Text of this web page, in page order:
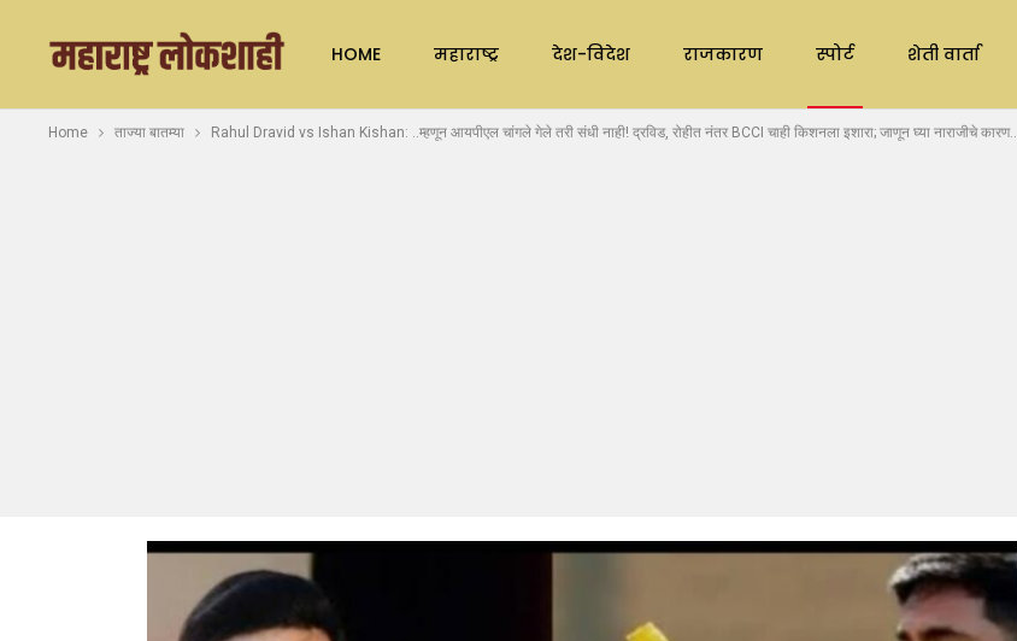
HOME महाराष्ट्र देश-विदेश राजकारण स्पोर्ट शेती वार्ता
Home ताज्या बातम्या Rahul Dravid vs Ishan Kishan: ..म्हणून आयपीएल चांगले गेले तरी संधी नाही! द्रविड, रोहीत नंतर BCCI चाही किशनला इशारा; जाणून घ्या नाराजीचे कारण..